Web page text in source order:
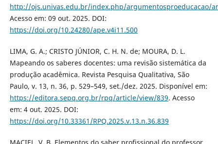
http://ojs.univas.edu.br/index.php/argumentosproeducacao/
Acesso em: 09 out. 2025. DOI:
https://doi.org/10.24280/ape.v4i11.500
LIMA, G. A.; CRISTO JÚNIOR, C. H. N. de; MOURA, D. L.
Mapeando os saberes docentes: uma revisão sistemática da
produção acadêmica. Revista Pesquisa Qualitativa, São
Paulo, v. 13, n. 36, p. 529–549, set./dez. 2025. Disponível em:
https://editora.sepq.org.br/rpq/article/view/839. Acesso
em: 4 out. 2025. DOI:
https://doi.org/10.33361/RPQ.2025.v.13.n.36.839